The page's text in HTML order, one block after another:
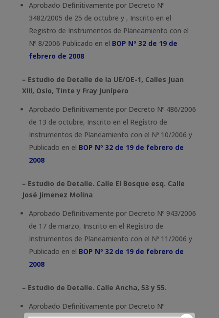
Aprobado Definitivamente por Decreto Nº
3482/2005 de 25 de octubre y , Inscrito en el
Registro de Instrumentos de Planeamiento con el
Nº 8/2006 Publicado en el BOP Nº 32 de 19 de
febrero de 2008
– Estudio de Detalle de la UE/OE-1, Calles Juan
XIII, Osio, Tinte y Fray Junípero
Aprobado Definitivamente por Decreto Nº 486/2006
de 13 de octubre, Inscrito en el Registro de
Instrumentos de Planeamiento con el Nº 10/2006 y
Publicado en el BOP Nº 32 de 19 de febrero de
2008
– Estudio de Detalle. Calle El Bosque esq. Calle
José Jimenez Molina
Aprobado Definitivamente por Decreto Nº 943/2006
de 17 de marzo, Inscrito en el Registro de
Instrumentos de Planeamiento con el Nº 11/2006 y
Publicado en el BOP Nº 32 de 19 de febrero de
2008
– Estudio de Detalle. Calle Ancha, 53 y 55.
Aprobado Definitivamente por Decreto Nº